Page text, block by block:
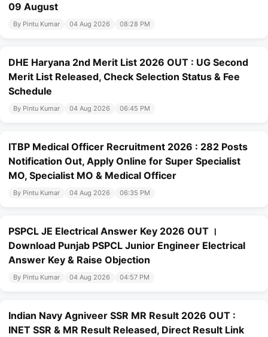
09 August
By Pintu Kumar 04 Aug 2026 08:28 PM
DHE Haryana 2nd Merit List 2026 OUT : UG Second
Merit List Released, Check Selection Status & Fee
Schedule
By Pintu Kumar 04 Aug 2026 06:45 PM
ITBP Medical Officer Recruitment 2026 : 282 Posts
Notification Out, Apply Online for Super Specialist
MO, Specialist MO & Medical Officer
By Pintu Kumar 04 Aug 2026 06:35 PM
PSPCL JE Electrical Answer Key 2026 OUT ।
Download Punjab PSPCL Junior Engineer Electrical
Answer Key & Raise Objection
By Pintu Kumar 04 Aug 2026 04:57 PM
Indian Navy Agniveer SSR MR Result 2026 OUT :
INET SSR & MR Result Released, Direct Result Link